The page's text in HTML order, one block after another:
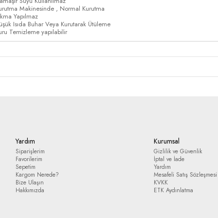
Makinesinde , Normal Kurutma
Yapılmaz
Isıda Buhar Veya Kurutarak Ütüleme
Temizleme yapılabilir
Yardım
Siparişlerim
Favorilerim
Sepetim
Kargom Nerede?
Bize Ulaşın
Hakkımızda
Kurumsal
Gizlilik ve Güvenlik
İptal ve İade
Yardım
Mesafeli Satış Sözleşmesi
KVKK
ETK Aydınlatma